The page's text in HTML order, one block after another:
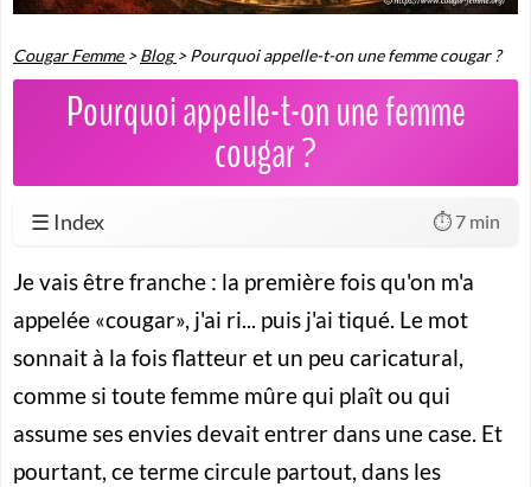
Cougar Femme >Blog >Pourquoi appelle-t-on une femme cougar ?
Pourquoi appelle-t-on une femme
cougar ?
☰ Index ⏱️ 7 min
Je vais être franche : la première fois qu'on m'a
appelée «cougar», j'ai ri... puis j'ai tiqué. Le mot
sonnait à la foisflatteuret un peu caricatural,
comme si toute femme mûre qui plaît ou qui
assume ses envies devait entrer dans une case. Et
pourtant, ce terme circule partout, dans les